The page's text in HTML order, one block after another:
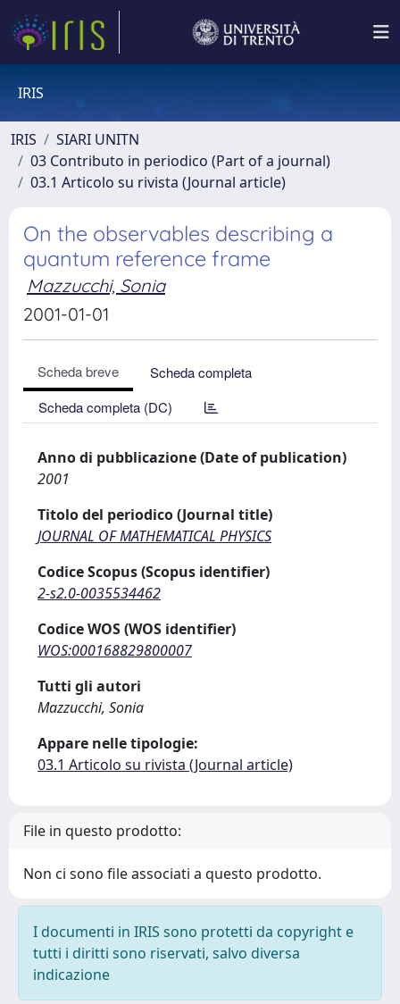
IRIS
IRIS
SIARI UNITN
03 Contributo in periodico (Part of a journal)
03.1 Articolo su rivista (Journal article)
On the observables describing a
quantum reference frame
Mazzucchi, Sonia
2001-01-01
Scheda breve
Scheda completa
Scheda completa (DC)
Anno di pubblicazione (Date of publication)
2001
Titolo del periodico (Journal title)
JOURNAL OF MATHEMATICAL PHYSICS
Codice Scopus (Scopus identifier)
2-s2.0-0035534462
Codice WOS (WOS identifier)
WOS:000168829800007
Tutti gli autori
Mazzucchi, Sonia
Appare nelle tipologie:
03.1 Articolo su rivista (Journal article)
File in questo prodotto:
Non ci sono file associati a questo prodotto.
I documenti in IRIS sono protetti da copyright e
tutti i diritti sono riservati, salvo diversa
indicazione